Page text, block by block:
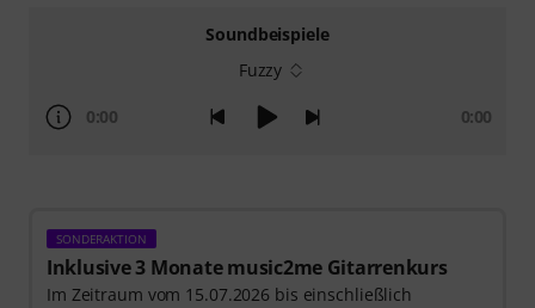
Soundbeispiele
Fuzzy
0:00 0:00
SONDERAKTION
Inklusive 3 Monate music2me Gitarrenkurs
Im Zeitraum vom 15.07.2026 bis einschließlich